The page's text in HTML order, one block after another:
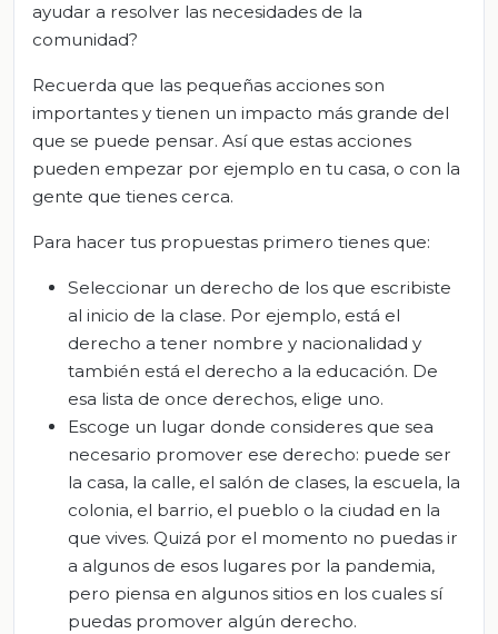
ayudar a resolver las necesidades de la
comunidad?
Recuerda que las pequeñas acciones son
importantes y tienen un impacto más grande del
que se puede pensar. Así que estas acciones
pueden empezar por ejemplo en tu casa, o con la
gente que tienes cerca.
Para hacer tus propuestas primero tienes que:
Seleccionar un derecho de los que escribiste
al inicio de la clase. Por ejemplo, está el
derecho a tener nombre y nacionalidad y
también está el derecho a la educación. De
esa lista de once derechos, elige uno.
Escoge un lugar donde consideres que sea
necesario promover ese derecho: puede ser
la casa, la calle, el salón de clases, la escuela, la
colonia, el barrio, el pueblo o la ciudad en la
que vives. Quizá por el momento no puedas ir
a algunos de esos lugares por la pandemia,
pero piensa en algunos sitios en los cuales sí
puedas promover algún derecho.